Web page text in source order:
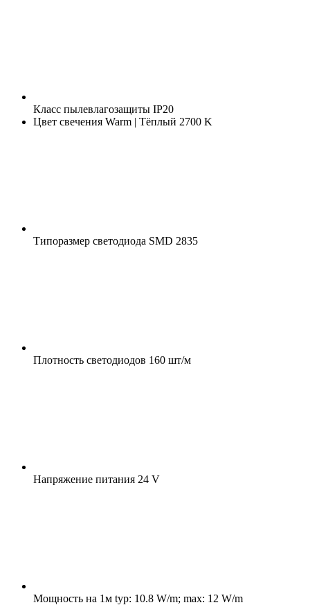
Класс пылевлагозащиты IP20
Цвет свечения Warm | Тёплый 2700 K
Типоразмер светодиода SMD 2835
Плотность светодиодов 160 шт/м
Напряжение питания 24 V
Мощность на 1м typ: 10.8 W/m; max: 12 W/m